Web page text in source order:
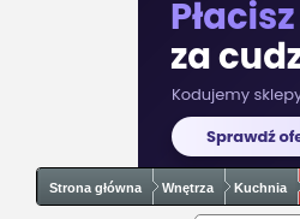
Strona główna Wnętrza Kuchnia